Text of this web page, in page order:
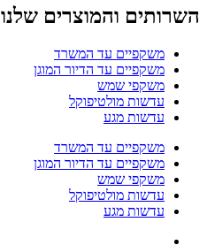
השרותים והמוצרים שלנו
משקפיים עד המשרד
משקפיים עד הדיור המוגן
משקפי שמש
עדשות מולטיפוקל
עדשות מגע
משקפיים עד המשרד
משקפיים עד הדיור המוגן
משקפי שמש
עדשות מולטיפוקל
עדשות מגע